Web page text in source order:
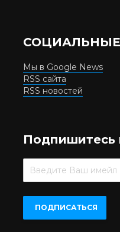
СОЦИАЛЬНЫЕ
Мы в Google News
RSS сайта
RSS новостей
Подпишитесь